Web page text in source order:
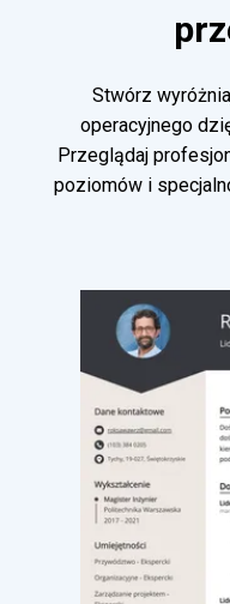
Stwórz
operacyjnego
Przeglądaj
poziomów i